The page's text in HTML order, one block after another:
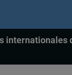
internationales